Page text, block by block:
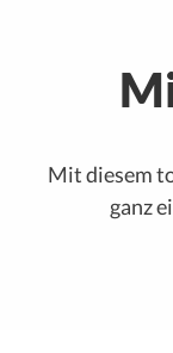
Mit diesem
ganz